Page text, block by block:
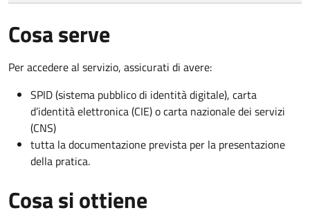
Cosa serve
Per accedere al servizio, assicurati di avere:
SPID (sistema pubblico di identità digitale), carta
d’identità elettronica (CIE) o carta nazionale dei servizi
(CNS)
tutta la documentazione prevista per la presentazione
della pratica.
Cosa si ottiene